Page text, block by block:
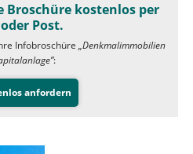
Broschüre kostenlos per
Post.
Infobroschüre „Denkmalimmobilien
:
anfordern